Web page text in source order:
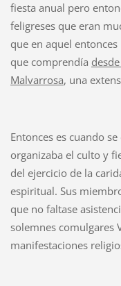
fiesta anual pero
feligreses que eran
que en aquel
que comprendía
Malvarrosa, una
Entonces es cuando
organizaba el culto y
del ejercicio de la
espiritual. Sus
que no faltase
solemnes comulgares
manifestaciones